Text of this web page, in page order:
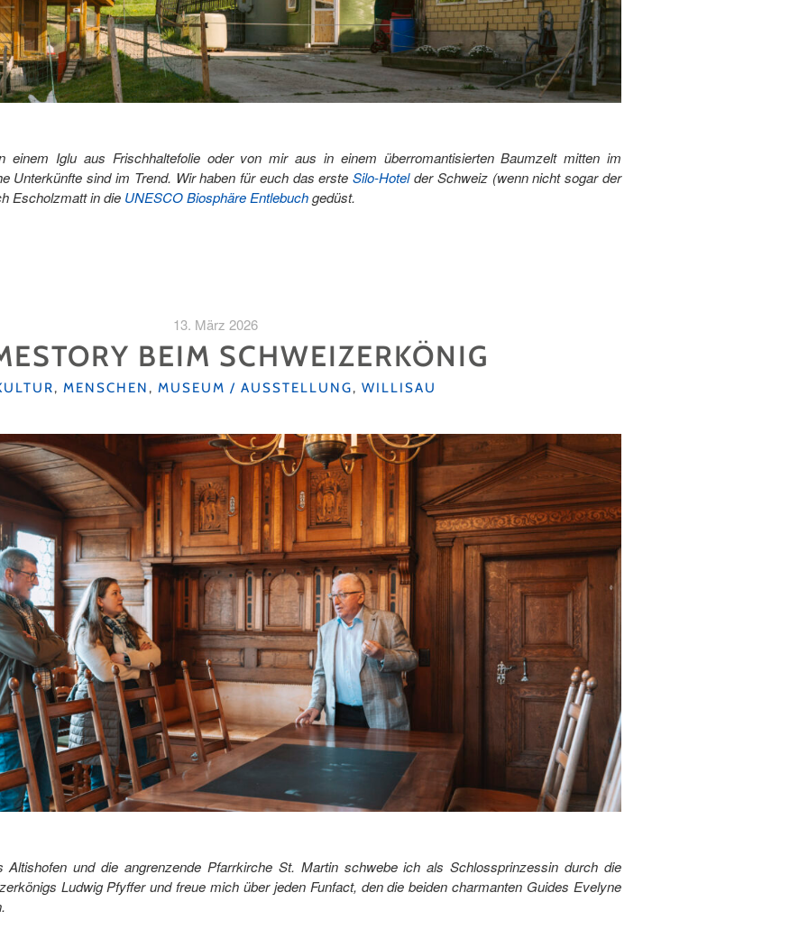
einem Iglu aus Frischhaltefolie oder von mir aus in einem überromantisierten Baumzelt mitten im
Unterkünfte sind im Trend. Wir haben für euch das ersteSilo-Hotelder Schweiz (wenn nicht sogar der
Escholzmatt in die UNESCO Biosphäre Entlebuchgedüst.
13. März 2026
BEIM SCHWEIZERKÖNIG
, MENSCHEN, MUSEUM / AUSSTELLUNG, WILLISAU
und die angrenzende Pfarrkirche St. Martin schwebe ich als Schlossprinzessin durch die
Ludwig Pfyffer und freue mich über jeden Funfact, den die beiden charmanten Guides Evelyne